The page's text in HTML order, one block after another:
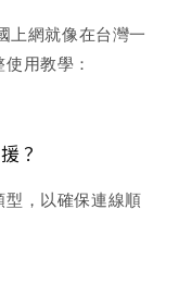
上網就像在台灣一
用教學：
？
，以確保連線順